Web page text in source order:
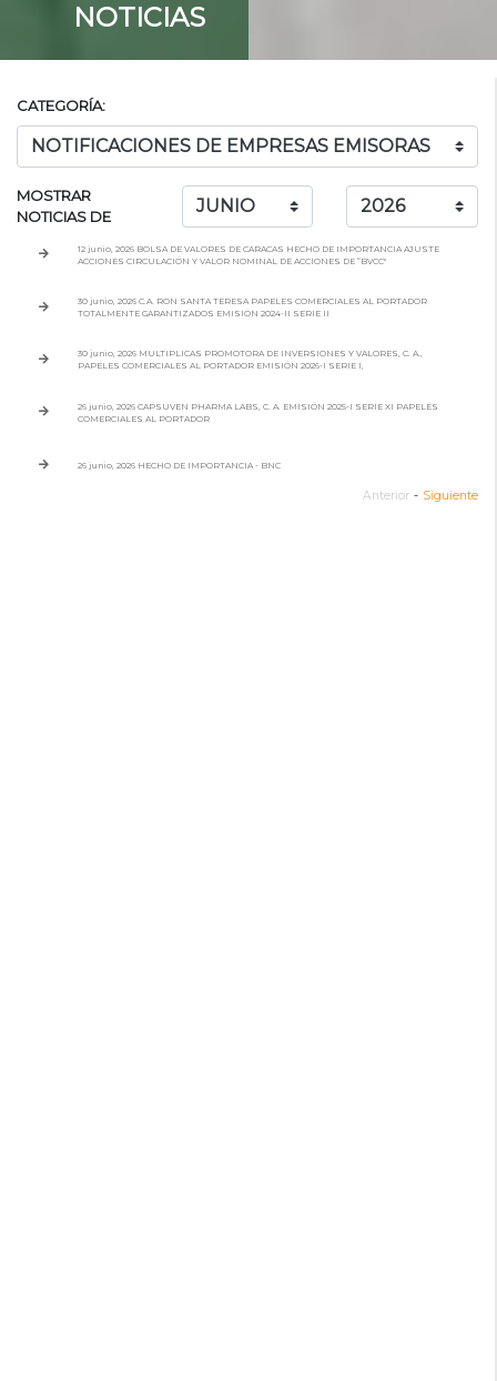
NOTICIAS
CATEGORÍA:
MOSTRAR
NOTICIAS DE
12 junio, 2026 BOLSA DE VALORES DE CARACAS HECHO DE IMPORTANCIA AJUSTE
ACCIONES CIRCULACIÓN Y VALOR NOMINAL DE ACCIONES DE “BVCC"
30 junio, 2026 C.A. RON SANTA TERESA PAPELES COMERCIALES AL PORTADOR
TOTALMENTE GARANTIZADOS EMISIÓN 2024-II SERIE II
30 junio, 2026 MULTIPLICAS PROMOTORA DE INVERSIONES Y VALORES, C. A.,
PAPELES COMERCIALES AL PORTADOR EMISIÓN 2026-I SERIE I,
26 junio, 2026 CAPSUVEN PHARMA LABS, C. A. EMISIÓN 2025-I SERIE XI PAPELES
COMERCIALES AL PORTADOR
26 junio, 2026 HECHO DE IMPORTANCIA - BNC
Anterior - Siguiente